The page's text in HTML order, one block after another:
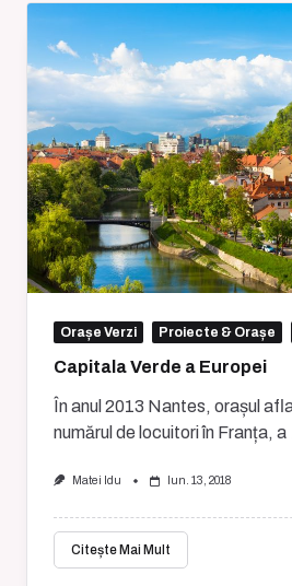
Orașe Verzi Proiecte & Orașe
Capitala Verde a Europei
În anul 2013 Nantes, orașul
numărul de locuitori în Franța, a
Matei Idu Iun. 13, 2018
Citește Mai Mult